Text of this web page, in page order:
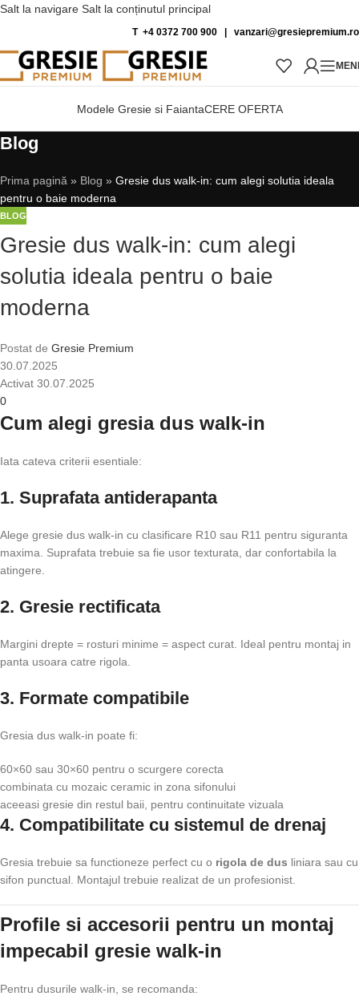
Salt la navigare Salt la conținutul principal
T +4 0372 700 900 | vanzari@gresiepremium.ro
Modele Gresie si FaiantaCERE OFERTA
Blog
Prima pagină » Blog » Gresie dus walk-in: cum alegi solutia ideala
pentru o baie moderna
BLOG
Gresie dus walk-in: cum alegi
solutia ideala pentru o baie
moderna
Postat de Gresie Premium
30.07.2025
Activat 30.07.2025
0
Cum alegi gresia dus walk-in
Iata cateva criterii esentiale:
1. Suprafata antiderapanta
Alege gresie dus walk-in cu clasificare R10 sau R11 pentru siguranta
maxima. Suprafata trebuie sa fie usor texturata, dar confortabila la
atingere.
2. Gresie rectificata
Margini drepte = rosturi minime = aspect curat. Ideal pentru montaj in
panta usoara catre rigola.
3. Formate compatibile
Gresia dus walk-in poate fi:
60×60 sau 30×60 pentru o scurgere corecta
combinata cu mozaic ceramic in zona sifonului
aceeasi gresie din restul baii, pentru continuitate vizuala
4. Compatibilitate cu sistemul de drenaj
Gresia trebuie sa functioneze perfect cu o rigola de dus liniara sau cu
sifon punctual. Montajul trebuie realizat de un profesionist.
Profile si accesorii pentru un montaj
impecabil gresie walk-in
Pentru dusurile walk-in, se recomanda: